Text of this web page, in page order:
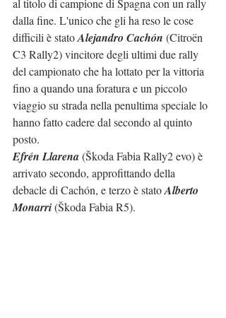
dalla fine. L'unico che gli ha reso le cose
difficili è stato Alejandro Cachón (Citroën
C3 Rally2) vincitore degli ultimi due rally
del campionato che ha lottato per la vittoria
fino a quando una foratura e un piccolo
viaggio su strada nella penultima speciale lo
hanno fatto cadere dal secondo al quinto
posto.
Efrén Llarena (Škoda Fabia Rally2 evo) è
arrivato secondo, approfittando della
debacle di Cachón, e terzo è stato Alberto
Monarri (Škoda Fabia R5).